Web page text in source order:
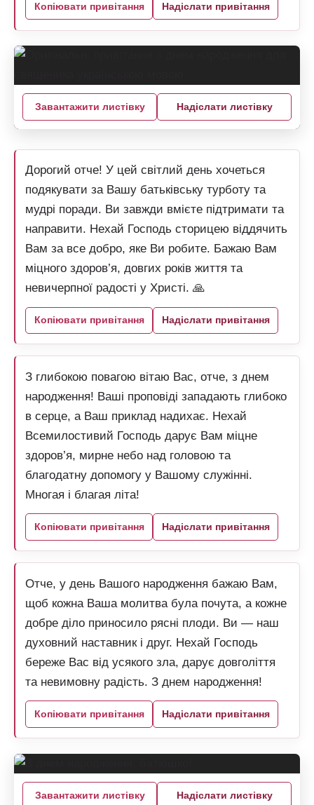
Копіювати привітання Надіслати привітання
Завантажити листівку Надіслати листівку
Дорогий отче! У цей світлий день хочеться
подякувати за Вашу батьківську турботу та
мудрі поради. Ви завжди вмієте підтримати та
направити. Нехай Господь сторицею віддячить
Вам за все добро, яке Ви робите. Бажаю Вам
міцного здоров’я, довгих років життя та
невичерпної радості у Христі. 🙏
Копіювати привітання Надіслати привітання
З глибокою повагою вітаю Вас, отче, з днем
народження! Ваші проповіді западають глибоко
в серце, а Ваш приклад надихає. Нехай
Всемилостивий Господь дарує Вам міцне
здоров’я, мирне небо над головою та
благодатну допомогу у Вашому служінні.
Многая і благая літа!
Копіювати привітання Надіслати привітання
Отче, у день Вашого народження бажаю Вам,
щоб кожна Ваша молитва була почута, а кожне
добре діло приносило рясні плоди. Ви — наш
духовний наставник і друг. Нехай Господь
береже Вас від усякого зла, дарує довголіття
та невимовну радість. З днем народження!
Копіювати привітання Надіслати привітання
Завантажити листівку Надіслати листівку